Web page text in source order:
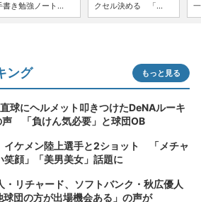
書き勉強ノート...
クセル決める 「...
ング もっと見る
球にヘルメット叩きつけたDeNAルーキ
声 「負けん気必要」と球団OB
イケメン陸上選手と2ショット 「メチャ
笑顔」「美男美女」話題に
・リチャード、ソフトバンク・秋広優人
団の方が出場機会ある」の声が